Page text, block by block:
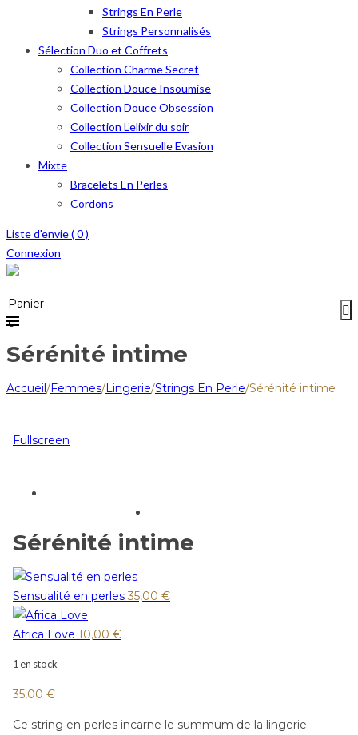
Strings En Perle
Strings Personnalisés
Sélection Duo et Coffrets
Collection Charme Secret
Collection Douce Insoumise
Collection Douce Obsession
Collection L’elixir du soir
Collection Sensuelle Evasion
Mixte
Bracelets En Perles
Cordons
Liste d'envie (0)
Connexion
Panier
0
Sérénité intime
Accueil/Femmes/Lingerie/Strings En Perle/Sérénité intime
Fullscreen
Sérénité intime
Sensualité en perles 35,00 €
Africa Love 10,00 €
1 en stock
35,00 €
Ce string en perles incarne le summum de la lingerie